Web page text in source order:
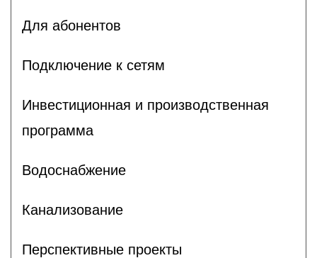
Для абонентов
Подключение к сетям
Инвестиционная и производственная
программа
Водоснабжение
Канализование
Перспективные проекты